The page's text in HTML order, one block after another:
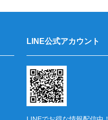
LINE公式アカウント